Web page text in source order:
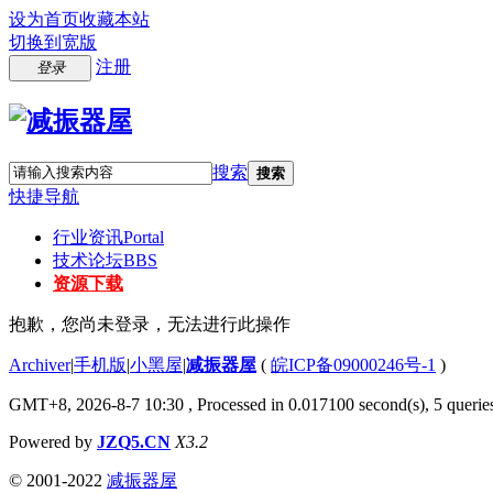
设为首页收藏本站
切换到宽版
登录 注册
搜索 搜索
快捷导航
行业资讯Portal
技术论坛BBS
资源下载
抱歉，您尚未登录，无法进行此操作
Archiver|手机版|小黑屋|减振器屋 ( 皖ICP备09000246号-1 )
GMT+8, 2026-8-7 10:30 , Processed in 0.017100 second(s), 5
Powered by JZQ5.CN X3.2
© 2001-2022 减振器屋